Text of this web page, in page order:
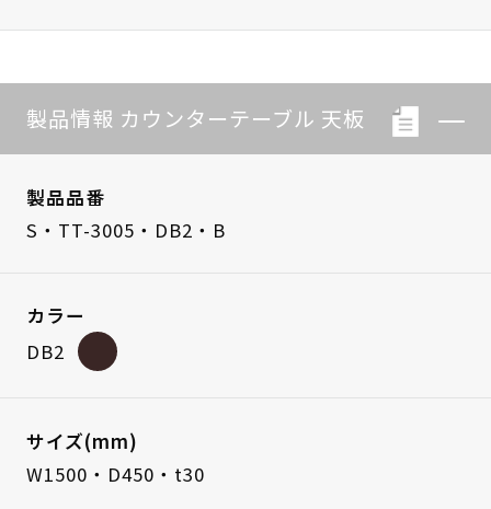
製品情報 カウンターテーブル 天板
製品品番
S・TT-3005・DB2・B
カラー
DB2
サイズ(mm)
W1500・D450・t30